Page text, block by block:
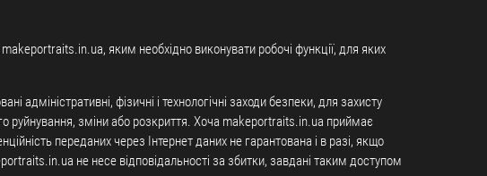
яким необхідно виконувати робочі функції, для яких
фізичні і технологічні заходи безпеки, для захисту
руйнування, зміни або розкриття. Хоча makeportraits.in.ua приймає
переданих через Інтернет даних не гарантована і в разі, якщо
не несе відповідальності за збитки, завдані таким доступом